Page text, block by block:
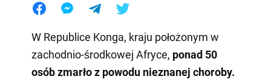
W Republice Konga, kraju położonym w
zachodnio-środkowej Afryce, ponad 50
osób zmarło z powodu nieznanej choroby.